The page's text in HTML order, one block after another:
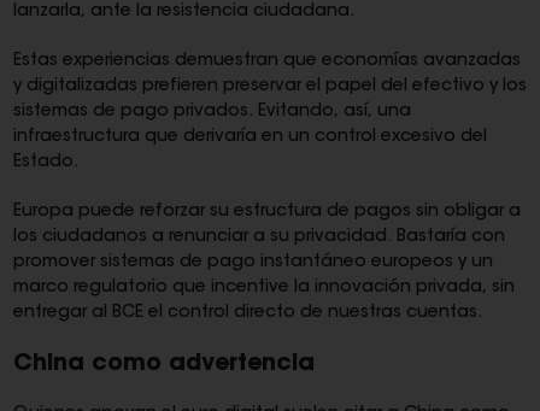
lanzarla, ante la resistencia ciudadana.
Estas experiencias demuestran que economías avanzadas
y digitalizadas prefieren preservar el papel del efectivo y los
sistemas de pago privados. Evitando, así, una
infraestructura que derivaría en un control excesivo del
Estado.
Europa puede reforzar su estructura de pagos sin obligar a
los ciudadanos a renunciar a su privacidad. Bastaría con
promover sistemas de pago instantáneo europeos y un
marco regulatorio que incentive la innovación privada, sin
entregar al BCE el control directo de nuestras cuentas.
China como advertencia